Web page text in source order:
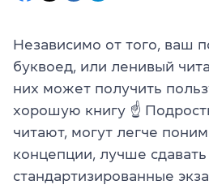
Независимо от того, ваш
буквоед, или ленивый
них может получить
хорошую книгу ☝
читают, могут легче
концепции, лучше сдавать
стандартизированные